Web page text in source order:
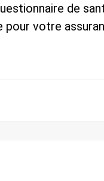
de
pour votre